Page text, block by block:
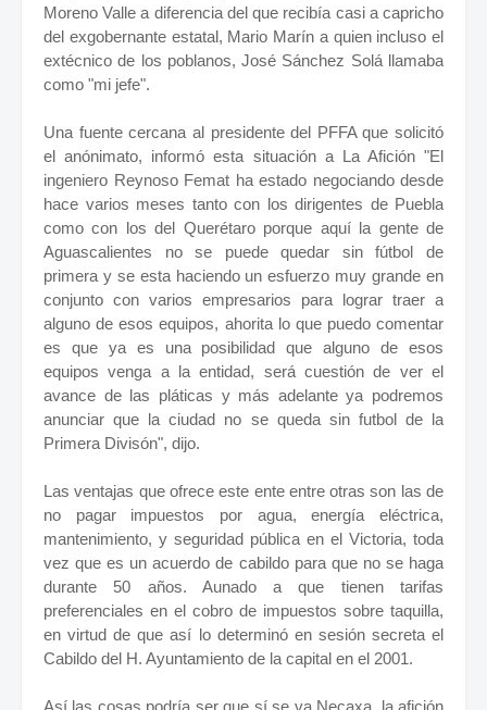
Moreno Valle a diferencia del que recibía casi a capricho
del exgobernante estatal, Mario Marín a quien incluso el
extécnico de los poblanos, José Sánchez Solá llamaba
como "mi jefe".
Una fuente cercana al presidente del PFFA que solicitó
el anónimato, informó esta situación a La Afición "El
ingeniero Reynoso Femat ha estado negociando desde
hace varios meses tanto con los dirigentes de Puebla
como con los del Querétaro porque aquí la gente de
Aguascalientes no se puede quedar sin fútbol de
primera y se esta haciendo un esfuerzo muy grande en
conjunto con varios empresarios para lograr traer a
alguno de esos equipos, ahorita lo que puedo comentar
es que ya es una posibilidad que alguno de esos
equipos venga a la entidad, será cuestión de ver el
avance de las pláticas y más adelante ya podremos
anunciar que la ciudad no se queda sin futbol de la
Primera Divisón", dijo.
Las ventajas que ofrece este ente entre otras son las de
no pagar impuestos por agua, energía eléctrica,
mantenimiento, y seguridad pública en el Victoria, toda
vez que es un acuerdo de cabildo para que no se haga
durante 50 años. Aunado a que tienen tarifas
preferenciales en el cobro de impuestos sobre taquilla,
en virtud de que así lo determinó en sesión secreta el
Cabildo del H. Ayuntamiento de la capital en el 2001.